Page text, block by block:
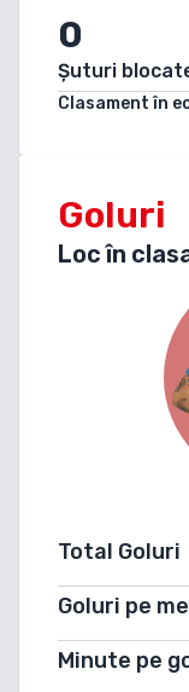
0
Șuturi
Clasament în
Goluri
Loc în
Total Goluri
Goluri pe
Minute pe